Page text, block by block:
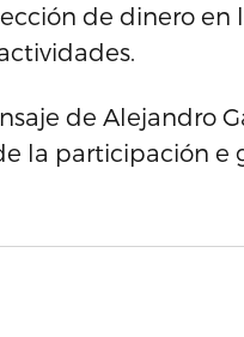
de dinero en
de Alejandro
la participación e